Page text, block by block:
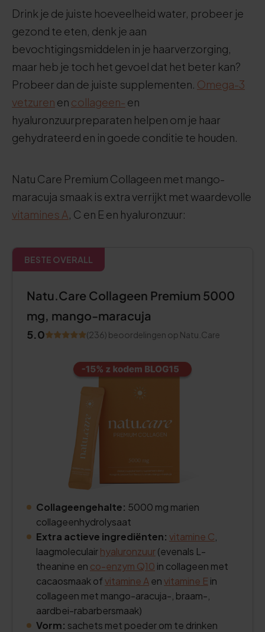
Drink je de juiste hoeveelheid water, probeer je
gezond te eten, denk je aan
bevochtigingsmiddelen in je haarverzorging,
maar heb je toch het gevoel dat het beter kan?
Probeer dan de juiste supplementen. Omega-3
vetzuren en collageen- en
hyaluronzuurpreparaten helpen om je haar
gehydrateerd en in goede conditie te houden.
Natu Care Premium Collageen met mango-
maracuja smaak is extra verrijkt met waardevolle
vitamines A, C en E en hyaluronzuur:
BESTE OVERALL
Natu.Care Collageen Premium 5000
mg, mango-maracuja
5.0 (236) beoordelingen op Natu.Care
Collageengehalte: 5000 mg marien
collageenhydrolysaat
Extra actieve ingrediënten: vitamine C
laagmoleculairhyaluronzuur(evenals L-
theanine en co-enzym Q10 in collageen met
cacaosmaak ofvitamine Aenvitamine E in
collageen met mango-aracuja-, braam-,
aardbei-rabarbersmaak)
Vorm: sachets met poeder om te drinken